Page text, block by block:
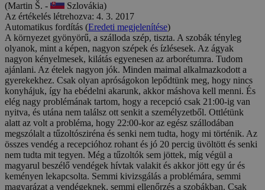
(Martin Š. -
Szlovákia)
Az értékelés létrehozva: 4. 3. 2017
Automatikus fordítás (Eredeti megjelenítése)
A környezet gyönyörű, a szálloda szép, tiszta. A szobák tényleg
olyanok, mint a képen, nagyon szépek és ízlésesek. Az ágyak
nagyon kényelmesek, kilátás egyenesen az arborétumra. Tudom
ajánlani. Az ételek nagyon jók. Minden maimal alkalmazkodott a
gyerekekhez. Csak olyan apróságokon lepődtünk meg, hogy nincs
konyhájuk, így ha ebédelni akarunk, akkor máshova kell menni. És
elég nagy problémának tartom, hogy a recepció csak 21:00-ig van
nyitva, és utána nem találsz ott senkit a személyzetből. Ottlétünk
alatt az volt a probléma, hogy 22:00-kor az egész szállodában
megszólalt a tűzoltósziréna és senki nem tudta, hogy mi történik. Az
összes vendég a recepcióhoz rohant és jó 20 percig üvöltött és senki
nem tudta mit tegyen. Még a tűzoltók sem jöttek, míg végül a
magyarul beszélő vendégek hívtak valakit és akkor jött egy úr és
keményen lekapcsolta. Semmi kivizsgálás a problémára, semmi
magyarázat a vendégeknek, semmi ellenőrzés a szobákban. Csak